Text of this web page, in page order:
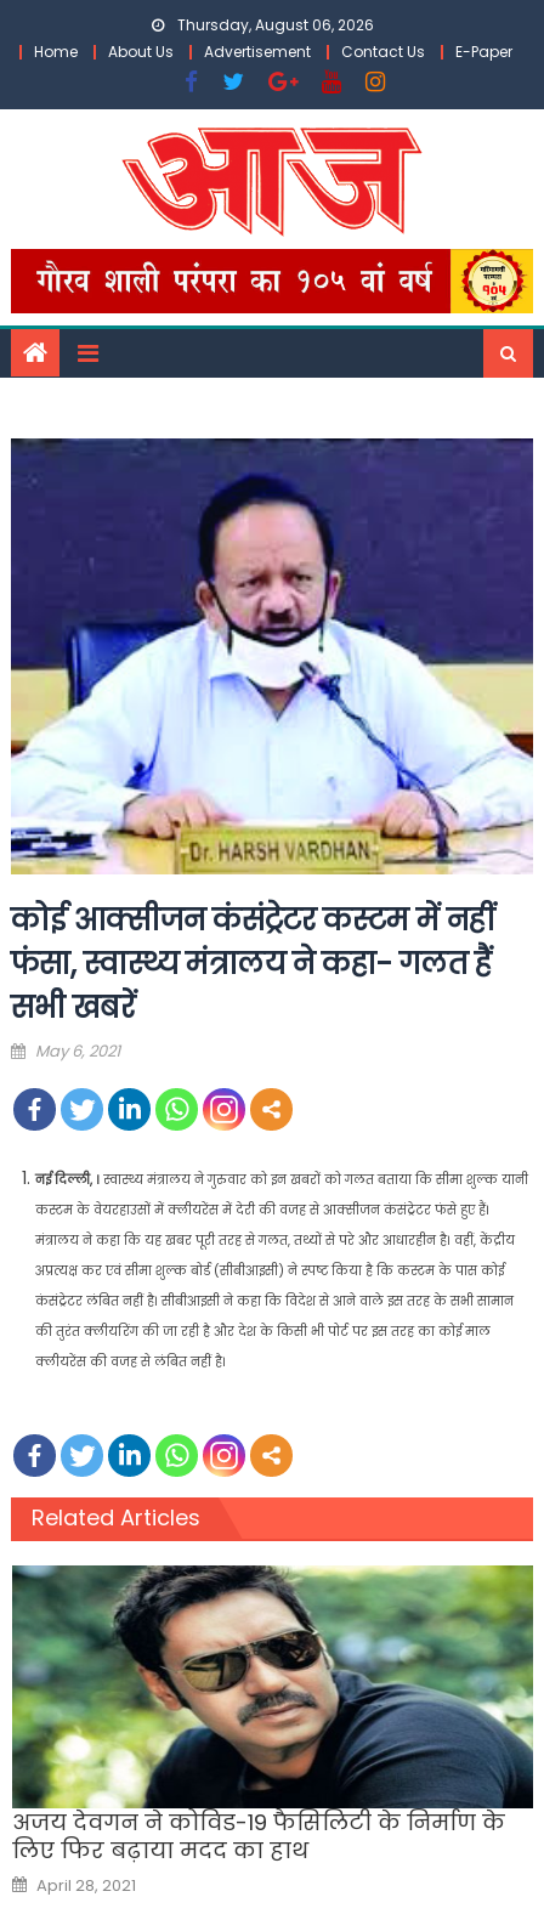
Thursday, August 06, 2026
Home
About Us Advertisement Contact Us E-Paper
कोई आक्सीजन कंसंट्रेटर कस्टम में नहीं
फंसा, स्वास्थ्य मंत्रालय ने कहा- गलत हैं
सभी खबरें
Posted
May 6, 2021
नई दिल्ली, ।स्वास्थ्य मंत्रालय ने गुरुवार को इन खबरों को गलत बताया कि सीमा शुल्क यानी
कस्टम के वेयरहाउसों में क्लीयरेंस में देरी की वजह से आक्सीजन कंसंट्रेटर फंसे हुए हैं।
मंत्रालय ने कहा कि यह खबर पूरी तरह से गलत, तथ्यों से परे और आधारहीन है। वहीं, केंद्रीय
अप्रत्यक्ष कर एवं सीमा शुल्क बोर्ड (सीबीआइसी) ने स्पष्ट किया है कि कस्टम के पास कोई
कंसंट्रेटर लंबित नहीं है। सीबीआइसी ने कहा कि विदेश से आने वाले इस तरह के सभी सामान
की तुरंत क्लीयरिंग की जा रही है और देश के किसी भी पोर्ट पर इस तरह का कोई माल
क्लीयरेंस की वजह से लंबित नहीं है।
Related Articles
अजय देवगन ने कोविड-19 फैसिलिटी के निर्माण के
लिए फिर बढ़ाया मदद का हाथ
Posted
on
April 28, 2021